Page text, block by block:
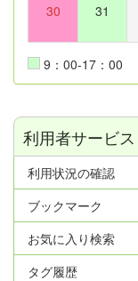
30 31
9：00-17：00
利用者サービス
利用状況の確認
ブックマーク
お気に入り検索
タグ履歴